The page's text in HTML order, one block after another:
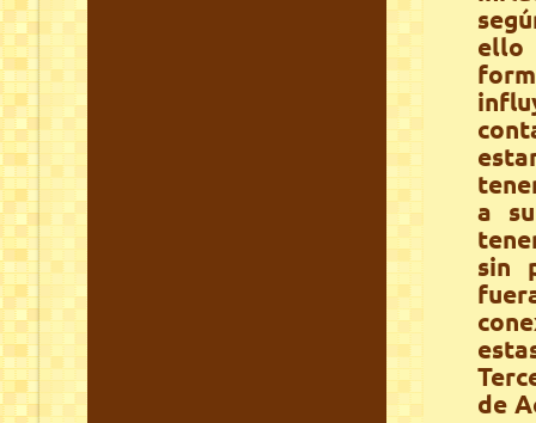
a
sin
de